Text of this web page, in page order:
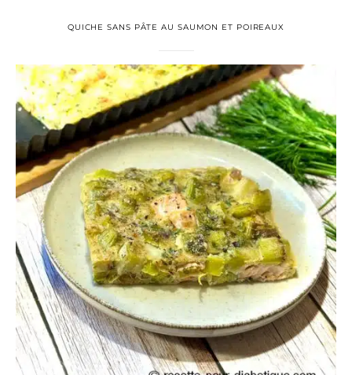
QUICHE SANS PÂTE AU SAUMON ET POIREAUX